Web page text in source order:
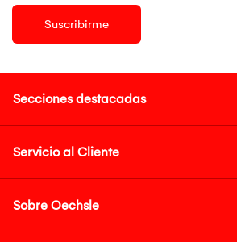
Suscribirme
Secciones destacadas
Servicio al Cliente
Sobre Oechsle